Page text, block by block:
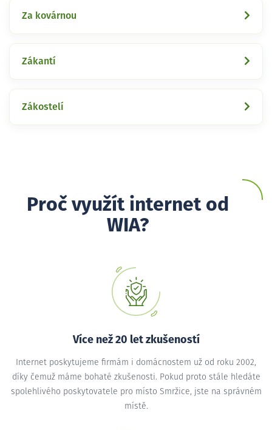
Za kovárnou
Zákantí
Zákostelí
Proč využít internet od
WIA?
Více než 20 let zkušeností
Internet poskytujeme firmám i domácnostem už od roku 2002,
díky čemuž máme bohaté zkušenosti. Pokud proto stále hledáte
spolehlivého poskytovatele pro místo Smržice, jste na správném
místě.